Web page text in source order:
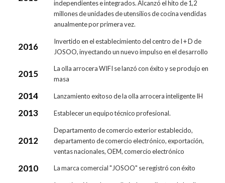
independientes e integrados. Alcanzó el hito de 1,2
millones de unidades de utensilios de cocina vendidas
anualmente por primera vez.
2016
Invertido en el establecimiento del centro de I + D de
JOSOO, inyectando un nuevo impulso en el desarrollo
2015
La olla arrocera WIFI se lanzó con éxito y se produjo en
masa
2014 Lanzamiento exitoso de la olla arrocera inteligente IH
2013 Establecer un equipo técnico profesional.
2012
Departamento de comercio exterior establecido,
departamento de comercio electrónico, exportación,
ventas nacionales, OEM, comercio electrónico
2010 La marca comercial "JOSOO" se registró con éxito